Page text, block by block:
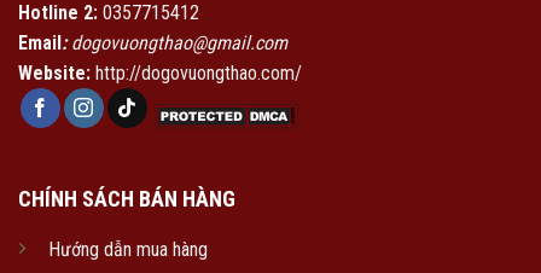
Hotline 2: 0357715412
Email :dogovuongthao@gmail.com
Website: http://dogovuongthao.com/
CHÍNH SÁCH BÁN HÀNG
Hướng dẫn mua hàng